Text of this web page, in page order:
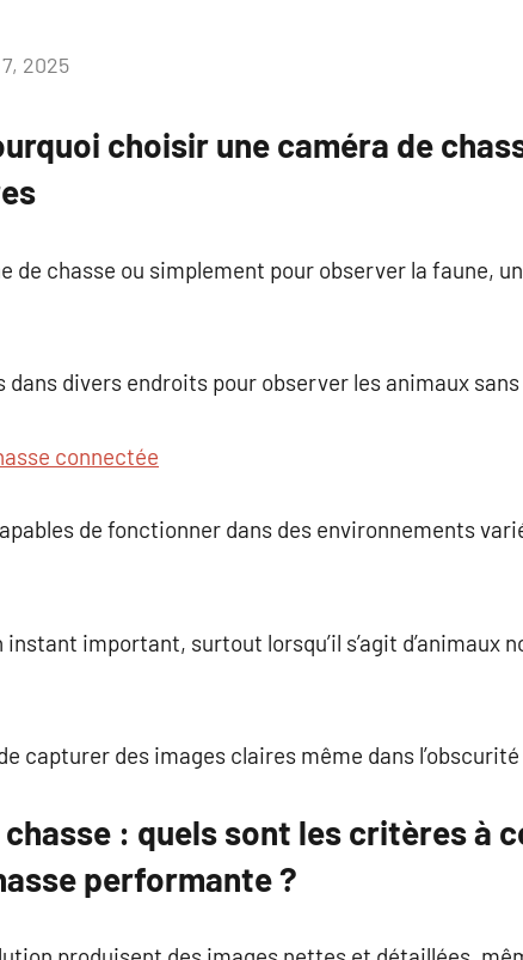
2025
choisir une caméra de
de chasse ou simplement pour observer la faune,
divers endroits pour observer les animaux
connectée
de fonctionner dans des environnements
important, surtout lorsqu’il s’agit d’animaux
capturer des images claires même dans
: quels sont les critères à
performante ?